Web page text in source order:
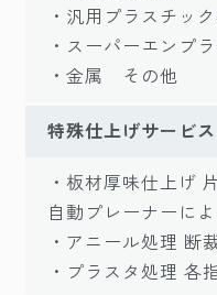
・汎用プラスチッ
・スーパーエンプ
・金属 その他
特殊仕上げサービス
・板材厚味仕上げ
自動プレーナーに
・アニール処理 断
・プラスタ処理 各